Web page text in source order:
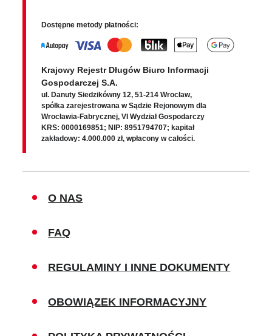
Dostępne metody płatności:
Krajowy Rejestr Długów Biuro Informacji
Gospodarczej S.A.
ul. Danuty Siedzikówny 12, 51-214 Wrocław,
spółka zarejestrowana w Sądzie Rejonowym dla
Wrocławia-Fabrycznej, VI Wydział Gospodarczy
KRS: 0000169851; NIP: 8951794707; kapitał
zakładowy: 4.000.000 zł, wpłacony w całości.
O NAS
FAQ
REGULAMINY I INNE DOKUMENTY
OBOWIĄZEK INFORMACYJNY